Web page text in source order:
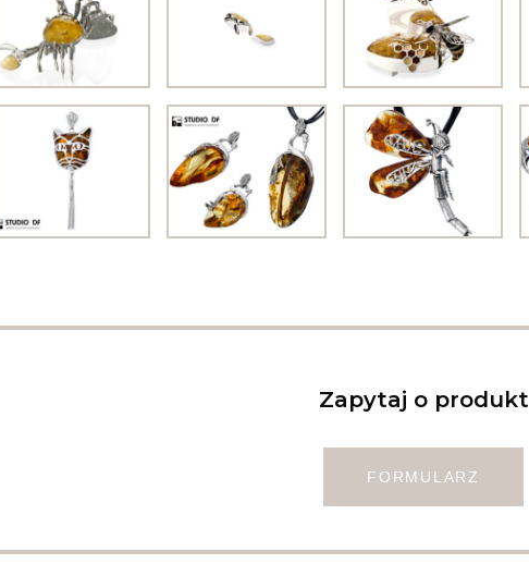
Zapytaj o produkt
FORMULARZ